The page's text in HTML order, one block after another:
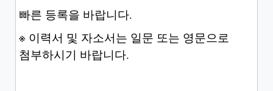
빠른 등록을 바랍니다.
※ 이력서 및 자소서는 일문 또는 영문으로
첨부하시기 바랍니다.